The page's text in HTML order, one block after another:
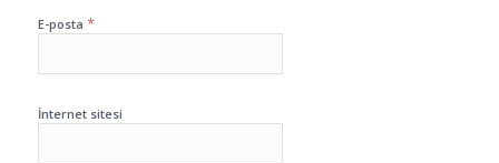
E-posta *
İnternet sitesi